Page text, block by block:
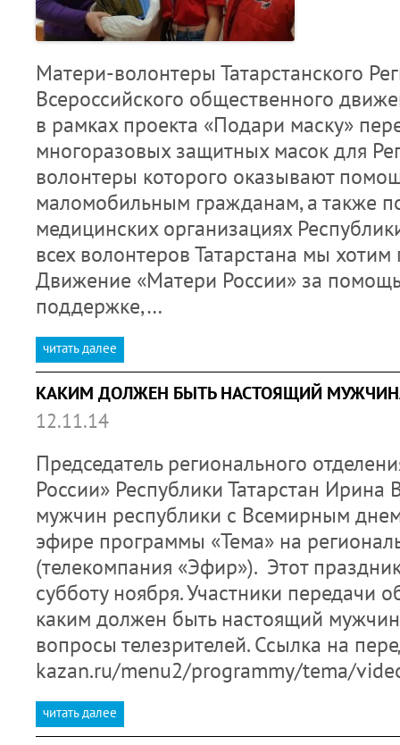
Матери-волонтеры Татарстанского
Всероссийского общественного
в рамках проекта «Подари маску»
многоразовых защитных масок для
волонтеры которого оказывают
маломобильным гражданам, а также
медицинских организациях
всех волонтеров Татарстана мы хотим
Движение «Матери России» за
поддержке,…
читать далее
КАКИМ ДОЛЖЕН БЫТЬ НАСТОЯЩИЙ
12.11.14
Председатель регионального
России» Республики Татарстан
мужчин республики с Всемирным
эфире программы «Тема» на
(телекомпания «Эфир»). Этот
субботу ноября. Участники передачи
каким должен быть настоящий
вопросы телезрителей. Ссылка на
kazan.ru/menu2/programmy/tema/
читать далее